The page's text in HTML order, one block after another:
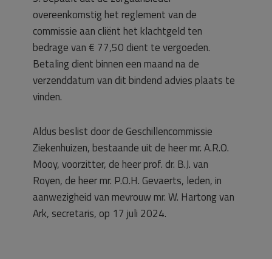
overeenkomstig het reglement van de
commissie aan cliënt het klachtgeld ten
bedrage van € 77,50 dient te vergoeden.
Betaling dient binnen een maand na de
verzenddatum van dit bindend advies plaats te
vinden.
Aldus beslist door de Geschillencommissie
Ziekenhuizen, bestaande uit de heer mr. A.R.O.
Mooy, voorzitter, de heer prof. dr. B.J. van
Royen, de heer mr. P.O.H. Gevaerts, leden, in
aanwezigheid van mevrouw mr. W. Hartong van
Ark, secretaris, op 17 juli 2024.